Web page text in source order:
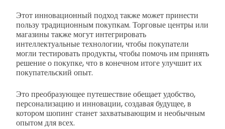
Этот инновационный подход также может принести
пользу традиционным покупкам. Торговые центры или
магазины также могут интегрировать
интеллектуальные технологии, чтобы покупатели
могли тестировать продукты, чтобы помочь им принять
решение о покупке, что в конечном итоге улучшит их
покупательский опыт.
Это преобразующее путешествие обещает удобство,
персонализацию и инновации, создавая будущее, в
котором шопинг станет захватывающим и необычным
опытом для всех.